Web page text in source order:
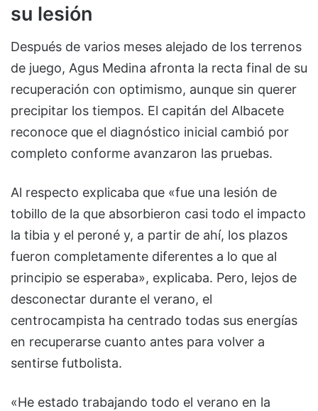
su lesión
Después de varios meses alejado de los terrenos
de juego, Agus Medina afronta la recta final de su
recuperación con optimismo, aunque sin querer
precipitar los tiempos. El capitán del Albacete
reconoce que el diagnóstico inicial cambió por
completo conforme avanzaron las pruebas.
Al respecto explicaba que «fue una lesión de
tobillo de la que absorbieron casi todo el impacto
la tibia y el peroné y, a partir de ahí, los plazos
fueron completamente diferentes a lo que al
principio se esperaba», explicaba. Pero, lejos de
desconectar durante el verano, el
centrocampista ha centrado todas sus energías
en recuperarse cuanto antes para volver a
sentirse futbolista.
«He estado trabajando todo el verano en la